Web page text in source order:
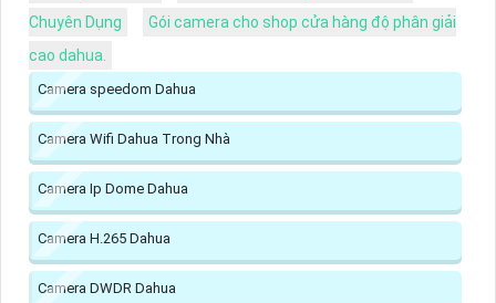
Chuyên Dụng
Gói camera cho shop cửa hàng độ phân giải
cao dahua.
Camera speedom Dahua
Camera Wifi Dahua Trong Nhà
Camera Ip Dome Dahua
Camera H.265 Dahua
Camera DWDR Dahua